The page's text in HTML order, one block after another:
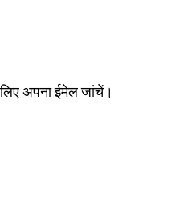
अपना ईमेल जांचें।